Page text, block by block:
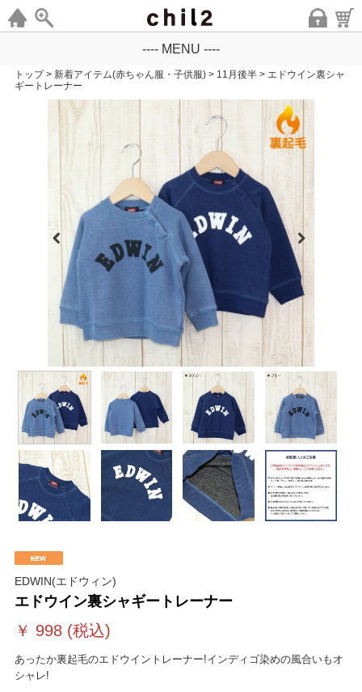
---- MENU ----
トップ > 新着アイテム(赤ちゃん服・子供服) > 11月後半 > エドウイン裏シャ
ギートレーナー
EDWIN(エドウィン)
エドウイン裏シャギートレーナー
￥ 998(税込)
あったか裏起毛のエドウイントレーナー!インディゴ染めの風合いもオ
シャレ!